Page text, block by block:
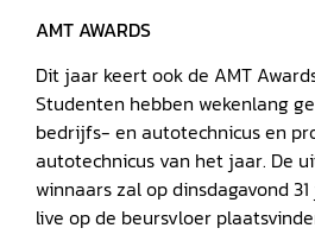
AMT AWARDS
Dit jaar keert ook de AMT
Studenten hebben wekenlang
bedrijfs- en autotechnicus en
autotechnicus van het jaar. De
winnaars zal op dinsdagavond
live op de beursvloer